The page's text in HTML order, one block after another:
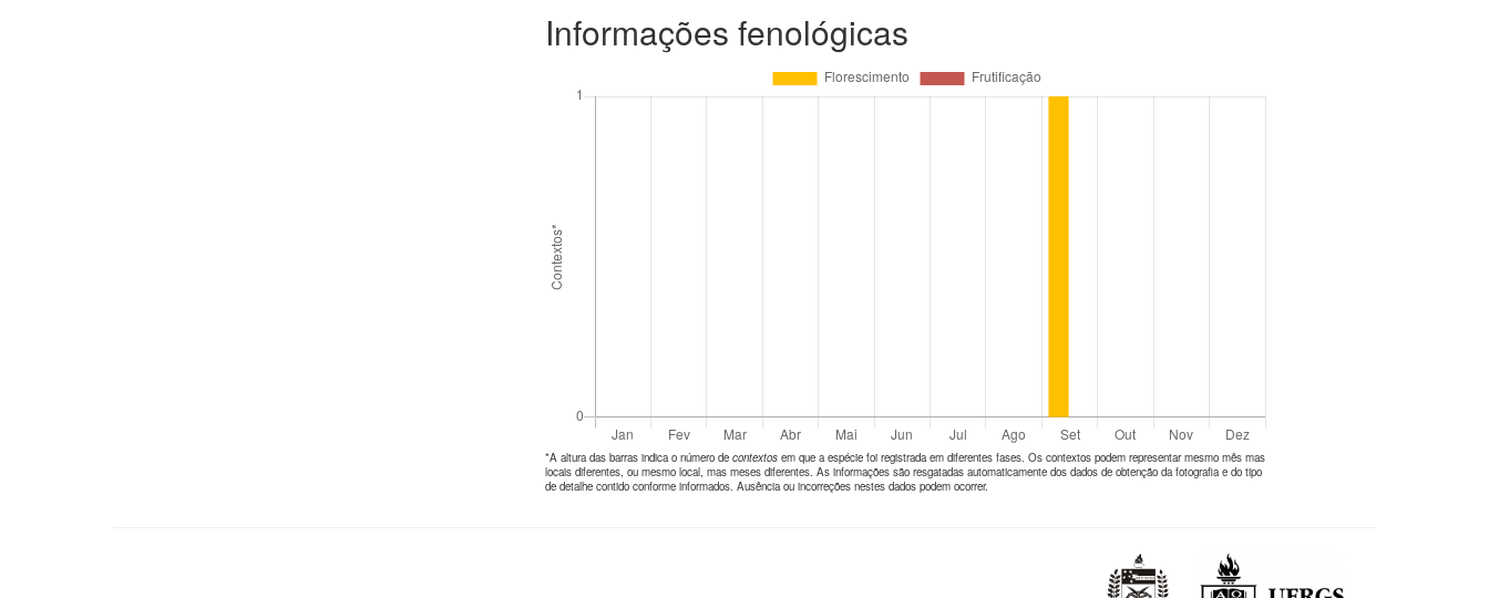
Informações fenológicas
*A altura das barras indica o número de contextos em que a espécie foi registrada em diferentes fases. Os contextos podem representar mesmo mês mas
locais diferentes, ou mesmo local, mas meses diferentes. As informações são resgatadas automaticamente dos dados de obtenção da fotografia e do tipo
de detalhe contido conforme informados. Ausência ou incorreções nestes dados podem ocorrer.